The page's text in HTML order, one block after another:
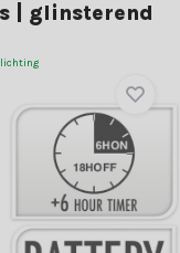
| glinsterend